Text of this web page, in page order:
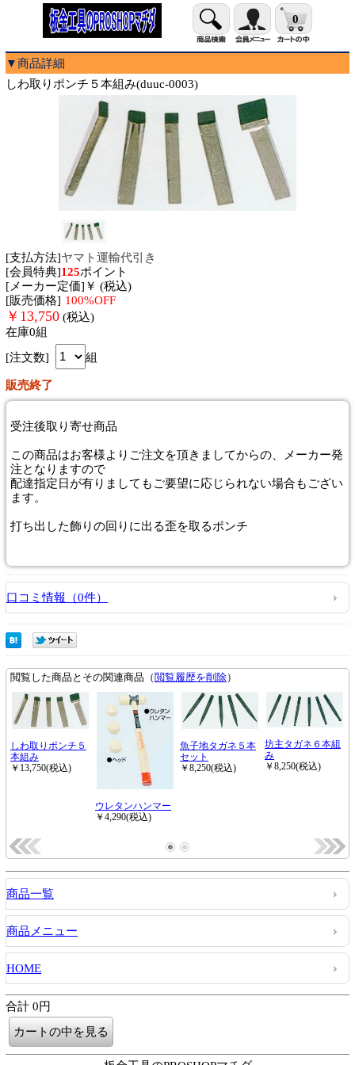
0
▼商品詳細
しわ取りポンチ５本組み(duuc-0003)
[支払方法]ヤマト運輸代引き
[会員特典]125ポイント
[メーカー定価]￥ (税込)
[販売価格] 100%OFF
￥ 13,750 (税込)
在庫0組
[注文数]
組
販売終了
受注後取り寄せ商品
この商品はお客様よりご注文を頂きましてからの、メーカー発
注となりますので
配達指定日が有りましてもご要望に応じられない場合もござい
ます。
打ち出した飾りの回りに出る歪を取るポンチ
口コミ情報（0件）
商品一覧
商品メニュー
HOME
合計 0円